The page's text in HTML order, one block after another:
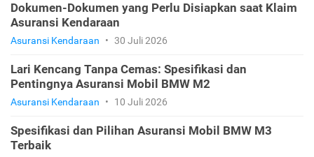
Dokumen-Dokumen yang Perlu Disiapkan saat Klaim
Asuransi Kendaraan
Asuransi Kendaraan • 30 Juli 2026
Lari Kencang Tanpa Cemas: Spesifikasi dan
Pentingnya Asuransi Mobil BMW M2
Asuransi Kendaraan • 10 Juli 2026
Spesifikasi dan Pilihan Asuransi Mobil BMW M3
Terbaik